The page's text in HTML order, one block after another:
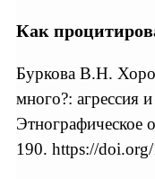
Как
Буркова В.Н.
много?: агрессия
Этнографическое
190. https://